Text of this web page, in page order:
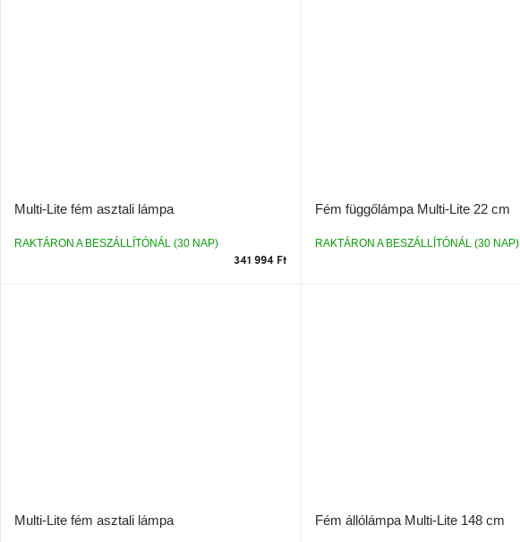
Multi-Lite fém asztali lámpa
RAKTÁRON A BESZÁLLÍTÓNÁL (30 NAP)
341 994 Ft
Fém függőlámpa Multi-Lite 22 cm
RAKTÁRON A BESZÁLLÍTÓNÁL (30 NAP)
Multi-Lite fém asztali lámpa Fém állólámpa Multi-Lite 148 cm